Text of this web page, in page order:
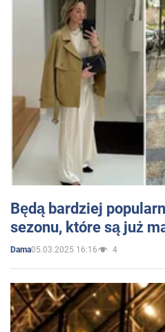
Będą bardziej
sezonu, które są już
Dama05.03.2025 16:16 4